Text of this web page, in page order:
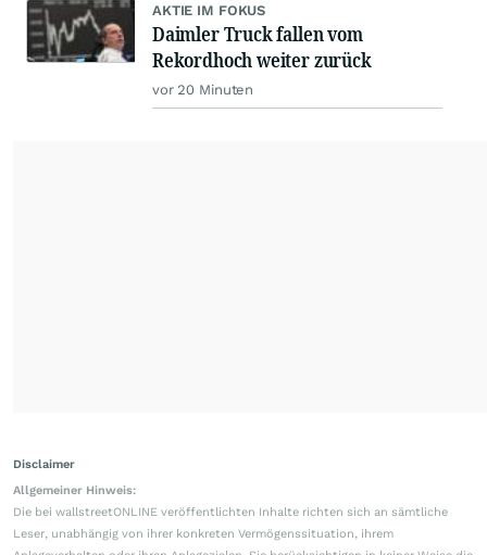
AKTIE IM FOKUS
Daimler Truck fallen vom
Rekordhoch weiter zurück
vor 20 Minuten
Disclaimer
Allgemeiner Hinweis:
Die bei wallstreetONLINE veröffentlichten Inhalte richten sich an sämtliche
Leser, unabhängig von ihrer konkreten Vermögenssituation, ihrem